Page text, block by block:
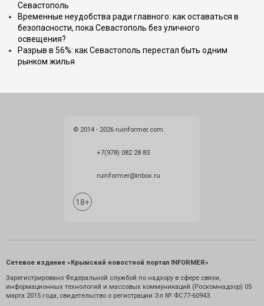
Севастополь
Временные неудобства ради главного: как оставаться в
безопасности, пока Севастополь без уличного
освещения?
Разрыв в 56%: как Севастополь перестал быть одним
рынком жилья
© 2014 - 2026 ruinformer.com
+7(978) 082 28 83
ruinformer@inbox.ru
Сетевое издание «Крымский новостной портал INFORMER»
Зарегистрировано Федеральной службой по надзору в сфере связи,
информационных технологий и массовых коммуникаций (Роскомнадзор) 05
марта 2015 года, свидетельство о регистрации Эл № ФС77-60943.